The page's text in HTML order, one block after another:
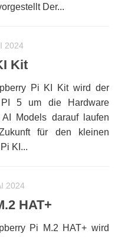
Der...
2024
Kit
Pi KI Kit wird der
PI 5 um die Hardware
Models darauf laufen
für den kleinen
KI...
2024
HAT+
Pi M.2 HAT+ wird